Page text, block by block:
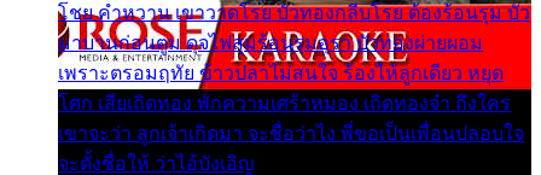
โชย คำหวาน เขาวาดโรย บัวทองกลีบโรย ต้องร้อนรุม บัว
มาบานก่อนตูม ดุจไฟสุมร้อนรุมอุรา บัวทองผ่ายผอม
เพราะตรอมฤทัย ข้าวปลาไม่สนใจ ร้องไห้ลูกเดียว หยุด
โศก เสียเถิดทอง พักความเศร้าหมอง เถิดทองจ๋า ถึงใคร
เขาจะว่า ลูกเจ้าเกิดมา จะชื่อว่าไง พี่ขอเป็นเพื่อนปลอบใจ
จะตั้งชื่อให้ ว่าไอ้บังเอิญ